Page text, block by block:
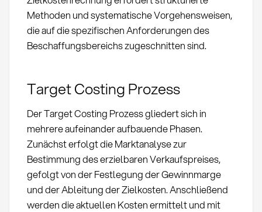
Methoden und systematische Vorgehensweisen,
die auf die spezifischen Anforderungen des
Beschaffungsbereichs zugeschnitten sind.
Target Costing Prozess
Der Target Costing Prozess gliedert sich in
mehrere aufeinander aufbauende Phasen.
Zunächst erfolgt die Marktanalyse zur
Bestimmung des erzielbaren Verkaufspreises,
gefolgt von der Festlegung der Gewinnmarge
und der Ableitung der Zielkosten. Anschließend
werden die aktuellen Kosten ermittelt und mit